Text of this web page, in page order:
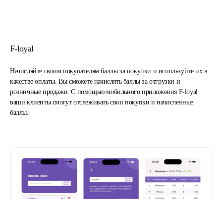
F-loyal
Начисляйте своим покупателям баллы за покупки и используйте их в
качестве оплаты. Вы сможете начислять баллы за отгрузки и
розничные продажи. С помощью мобильного приложения F-loyal
ваши клиенты смогут отслеживать свои покупки и начисленные
баллы.